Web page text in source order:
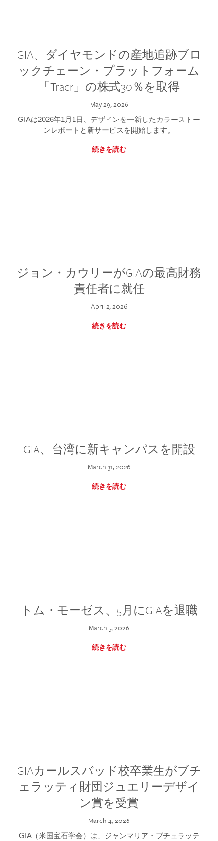
GIA、ダイヤモンドの産地追跡ブロ
ックチェーン・プラットフォーム
「Tracr」の株式30％を取得
May 29, 2026
GIAは2026年1月1日、デザインを一新したカラーストー
ンレポートと新サービスを開始します。
続きを読む
ジョン・カウリーがGIAの最高財務
責任者に就任
April 2, 2026
続きを読む
GIA、台湾に新キャンパスを開設
March 31, 2026
続きを読む
トム・モーゼス、5月にGIAを退職
March 5, 2026
続きを読む
GIAカールスバッド校卒業生がブチ
ェラッティ財団ジュエリーデザイ
ン賞を受賞
March 4, 2026
GIA（米国宝石学会）は、ジャンマリア・ブチェラッテ